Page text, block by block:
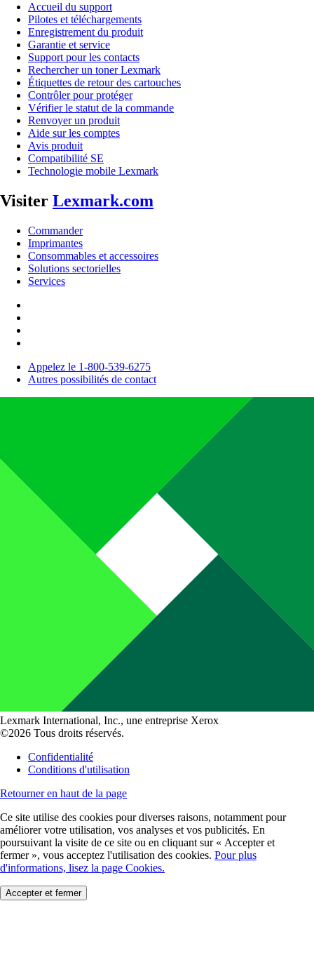
Accueil du support
Pilotes et téléchargements
Enregistrement du produit
Garantie et service
Support pour les contacts
Rechercher un toner Lexmark
Étiquettes de retour des cartouches
Contrôler pour protéger
Vérifier le statut de la commande
Renvoyer un produit
Aide sur les comptes
Avis produit
Compatibilité SE
Technologie mobile Lexmark
Visiter Lexmark.com
Commander
Imprimantes
Consommables et accessoires
Solutions sectorielles
Services
Appelez le 1-800-539-6275
Autres possibilités de contact
Lexmark International, Inc., une entreprise Xerox
©2026 Tous droits réservés.
Confidentialité
Conditions d'utilisation
Retourner en haut de la page
Ce site utilise des cookies pour diverses raisons, notamment pour
améliorer votre utilisation, vos analyses et vos publicités. En
poursuivant la visite de ce site ou en cliquant sur « Accepter et
fermer », vous acceptez l'utilisation des cookies. Pour plus
d'informations, lisez la page Cookies.
Accepter et fermer